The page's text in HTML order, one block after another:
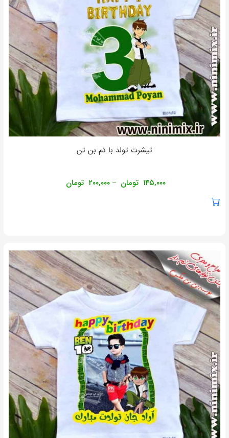
تیشرت تولد با تم بن تن
۱۴۵,۰۰۰ تومان – ۲۰۰,۰۰۰ تومان